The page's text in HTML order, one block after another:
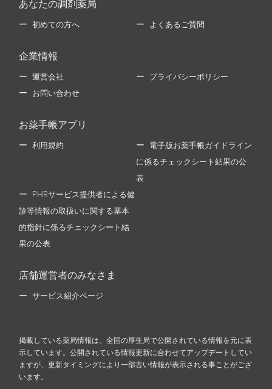
あなたの調剤薬局
初めての方へ よくあるご質問
企業情報
運営会社 プライバシーポリシー
お問い合わせ
お薬手帳アプリ
利用規約 電子版お薬手帳ガイドライン
に係るチェックシート結果の公
表
PHRサービス提供者による健
診等情報の取扱いに関する基本
的指針に係るチェックシート結
果の公表
店舗運営者のみなさま
サービス紹介ページ
掲載している薬局情報は、全国の厚生局で公開されている情報を元に表
示しています。公開されている情報更新に合わせてアップデートしてい
ますが、更新タイミングにより一部古い情報が表示される事ことがござ
います。